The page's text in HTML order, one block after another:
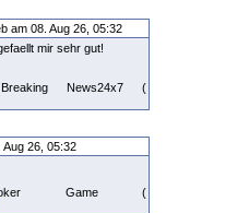
am 08. Aug 26, 05:32
mir sehr gut!
News24x7 (
26, 05:32
Game (